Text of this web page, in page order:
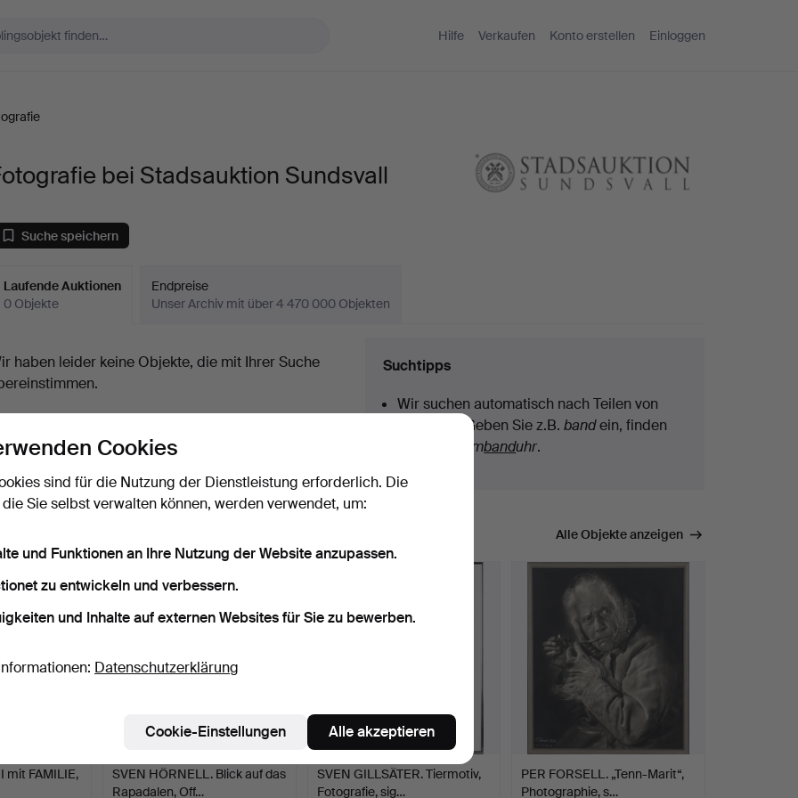
Hilfe Verkaufen Konto erstellen Einloggen
bei Stadsauktion Sundsvall
Suche speichern
Laufende Auktionen
0 Objekte
Endpreise
Unser Archiv mit über 4 470 000 Objekten
haben leider keine Objekte, die mit Ihrer Suche
Sie oben auf“Suche speichern”, um eine
zu erhalten, sobald dieses Objekt
Suchtipps
Wir suchen automatisch nach Teilen von
Begriffen. Geben Sie z.B.bandein, finden
Armbanduhr.
die mit Ihrer Suche übereinstimmen. Alle Objekte anzeigen
mit FAMILIE,
SVEN HÖRNELL. Blick auf das
Rapadalen, Off…
SVEN GILLSÄTER. Tiermotiv,
Fotografie, sig…
PER FORSELL. „Tenn-Marit“,
Photographie, s…
Cookies
sind für die Nutzung der Dienstleistung erforderlich. Die
Sie selbst verwalten können, werden verwendet, um:
und Funktionen an Ihre Nutzung der Website anzupassen.
zu entwickeln und verbessern.
und Inhalte auf externen Websites für Sie zu bewerben.
Datenschutzerklärung
Cookie-Einstellungen Alle akzeptieren